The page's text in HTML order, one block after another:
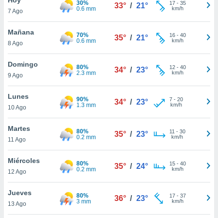
en
más
nuestra
de
cookies
aceptar
7 Ago
30%
0.6 mm
33° / 21° 17- 35
km/h
Mañana
8 Ago
70%
0.6 mm
35° / 21° 16- 40
km/h
Domingo
9 Ago
80%
2.3 mm
34° / 23° 12- 40
km/h
Lunes
10 Ago
90%
1.3 mm
34° / 23° 7- 20
km/h
Martes
11 Ago
80%
0.2 mm
35° / 23° 11 - 30
km/h
Miércoles
12 Ago
80%
0.2 mm
35° / 24° 15- 40
km/h
Jueves
13 Ago
80%
3 mm
36° / 23° 17- 37
km/h